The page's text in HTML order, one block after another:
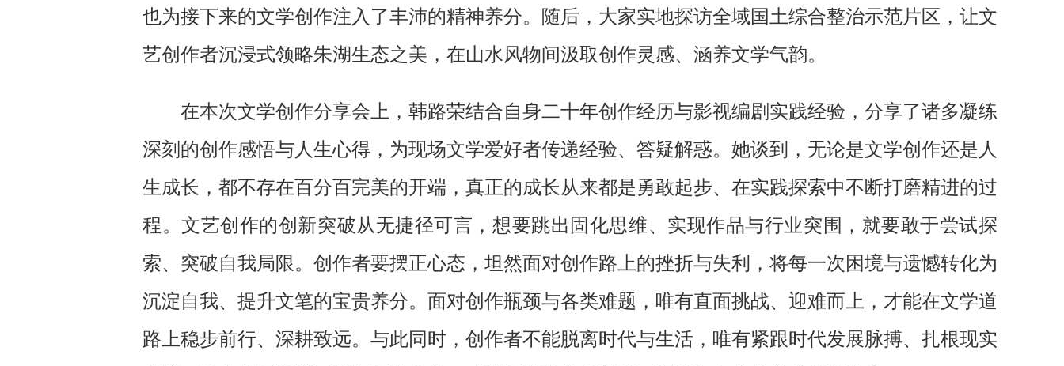
也为接下来的文学创作注入了丰沛的精神养分。随后，大家实地探访全域国土综合整治示范片区，让文
艺创作者沉浸式领略朱湖生态之美，在山水风物间汲取创作灵感、涵养文学气韵。
在本次文学创作分享会上，韩路荣结合自身二十年创作经历与影视编剧实践经验，分享了诸多凝练
深刻的创作感悟与人生心得，为现场文学爱好者传递经验、答疑解惑。 她谈到，无论是文学创作还是人
生成长，都不存在百分百完美的开端，真正的成长从来都是勇敢起步、在实践探索中不断打磨精进的过
程。文艺创作的创新突破从无捷径可言，想要跳出固化思维、实现作品与行业突围，就要敢于尝试探
索、突破自我局限。创作者要摆正心态，坦然面对创作路上的挫折与失利，将每一次困境与遗憾转化为
沉淀自我、提升文笔的宝贵养分。面对创作瓶颈与各类难题，唯有直面挑战、迎难而上，才能在文学道
路上稳步前行、深耕致远。与此同时，创作者不能脱离时代与生活，唯有紧跟时代发展脉搏、扎根现实